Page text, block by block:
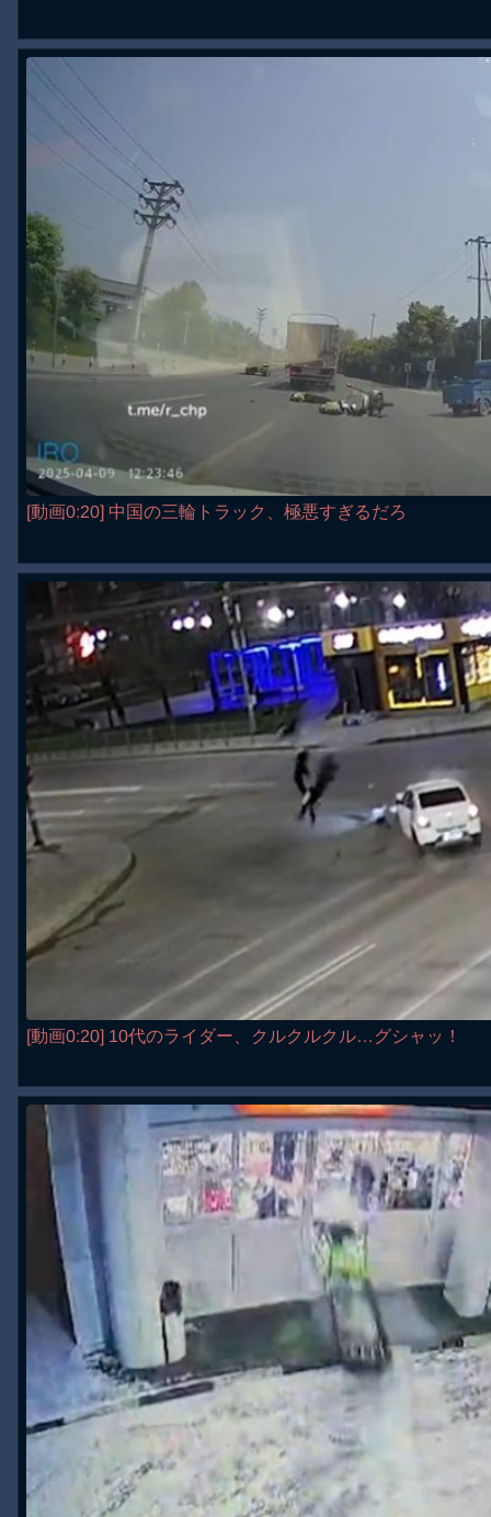
[動画0:20] 中国の三輪トラック、極悪すぎるだろ
[動画0:20] 10代のライダー、クルクルクル…グシャッ！